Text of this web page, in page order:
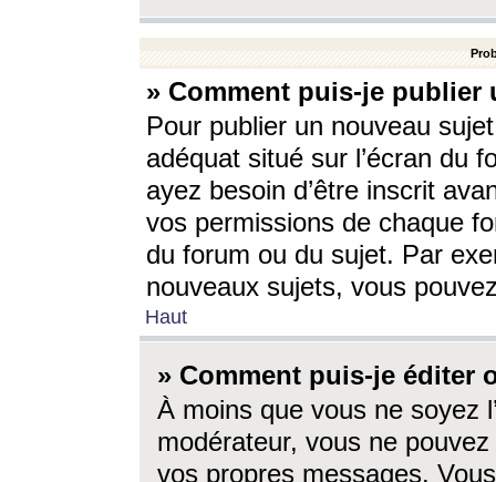
» Comment puis-je
Pour publier un nouveau
adéquat situé sur l’écran du
ayez besoin d’être inscrit
vos permissions de chaque
du forum ou du sujet. Par
nouveaux sujets, vous
Haut
» Comment puis-je éditer
À moins que vous ne soyez
modérateur, vous ne
vos propres messages.